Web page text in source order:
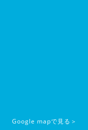
Google mapで見る＞